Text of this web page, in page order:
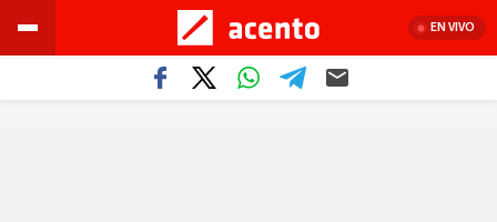
EN VIVO